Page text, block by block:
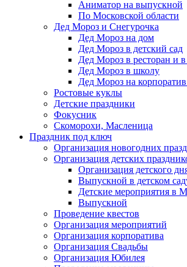
Аниматор на выпускной
По Московской области
Дед Мороз и Снегурочка
Дед Мороз на дом
Дед Мороз в детский сад
Дед Мороз в ресторан и
Дед Мороз в школу
Дед Мороз на
Ростовые куклы
Детские праздники
Фокусник
Скоморохи, Масленица
Праздник под ключ
Организация новогодних
Организация детских
Организация детского
Выпускной в детском
Детские мероприятия в
Выпускной
Проведение квестов
Организация мероприятий
Организация корпоратива
Организация Свадьбы
Организация Юбилея